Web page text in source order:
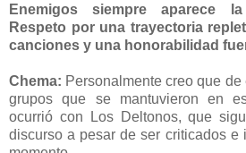
Enemigos siempre aparece
Respeto por una trayectoria
canciones y una honorabilidad
Chema: Personalmente creo que
grupos que se mantuvieron en
ocurrió con Los Deltonos, que
discurso a pesar de ser criticados e